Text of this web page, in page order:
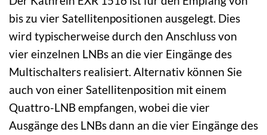
bis zu vier Satellitenpositionen ausgelegt. Dies
wird typischerweise durch den Anschluss von
vier einzelnen LNBs an die vier Eingänge des
Multischalters realisiert. Alternativ können Sie
auch von einer Satellitenposition mit einem
Quattro-LNB empfangen, wobei die vier
Ausgänge des LNBs dann an die vier Eingänge des